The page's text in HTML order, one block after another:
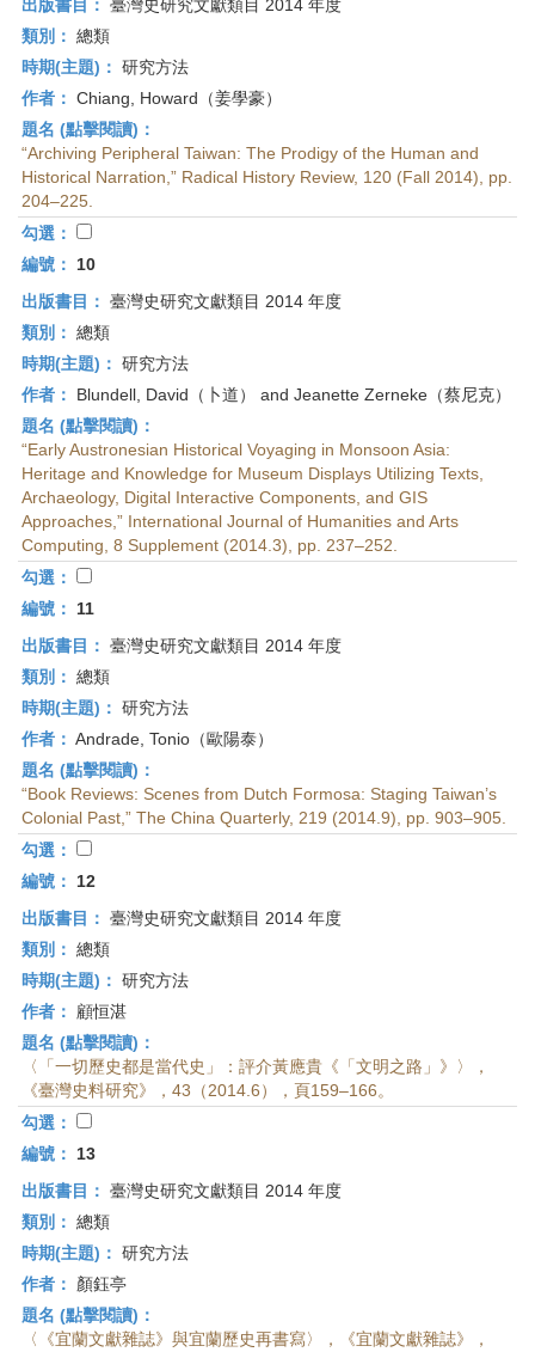
出版書目： 臺灣史研究文獻類目 2014 年度
類別： 總類
時期(主題)： 研究方法
作者： Chiang, Howard（姜學豪）
題名 (點擊閱讀)：
“Archiving Peripheral Taiwan: The Prodigy of the Human and
Historical Narration,” Radical History Review, 120 (Fall 2014), pp.
204–225.
勾選：
編號：
10
出版書目： 臺灣史研究文獻類目 2014 年度
類別： 總類
時期(主題)： 研究方法
作者：
Blundell, David（卜道） and Jeanette Zerneke（蔡尼克）
題名 (點擊閱讀)：
“Early Austronesian Historical Voyaging in Monsoon Asia:
Heritage and Knowledge for Museum Displays Utilizing Texts,
Archaeology, Digital Interactive Components, and GIS
Approaches,” International Journal of Humanities and Arts
Computing, 8 Supplement (2014.3), pp. 237–252.
勾選：
編號：
11
出版書目： 臺灣史研究文獻類目 2014 年度
類別： 總類
時期(主題)： 研究方法
作者： Andrade, Tonio（歐陽泰）
題名 (點擊閱讀)：
“Book Reviews: Scenes from Dutch Formosa: Staging Taiwan’s
Colonial Past,” The China Quarterly, 219 (2014.9), pp. 903–905.
勾選：
編號：
12
出版書目： 臺灣史研究文獻類目 2014 年度
類別： 總類
時期(主題)： 研究方法
作者：
顧恒湛
題名 (點擊閱讀)：
〈「一切歷史都是當代史」：評介黃應貴《「文明之路」》〉，
《臺灣史料研究》，43（2014.6），頁159–166。
勾選：
編號：
13
出版書目： 臺灣史研究文獻類目 2014 年度
類別： 總類
時期(主題)： 研究方法
作者：
顏鈺亭
題名 (點擊閱讀)：
〈《宜蘭文獻雜誌》與宜蘭歷史再書寫〉，《宜蘭文獻雜誌》，